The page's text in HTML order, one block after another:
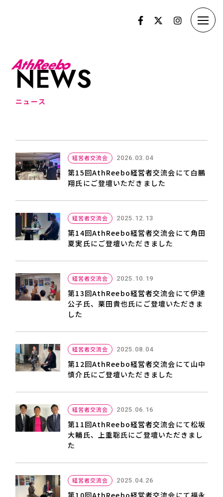
NEWS
ニ ュ ース
経営者交流会 2026.03.04
第15回AthReebo経営者交流会にて白鵬
翔氏にご登壇いただきました
経営者交流会 2025.12.13
第14回AthReebo経営者交流会にて角田
夏実氏にご登壇いただきました
経営者交流会 2025.10.19
第13回AthReebo経営者交流会にて伊達
公子氏、栗田貴也氏にご登壇いただきま
した
経営者交流会 2025.08.04
第12回AthReebo経営者交流会にて山中
慎介氏にご登壇いただきました
経営者交流会 2025.06.16
第11回AthReebo経営者交流会にて松坂
大輔氏、上重聡氏にご登壇いただきまし
た
経営者交流会 2025.04.26